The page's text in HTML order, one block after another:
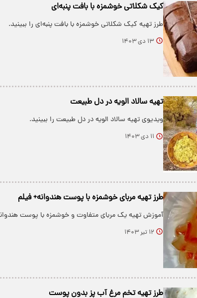
کیک شکلاتی خوشمزه با بافت پنبه‌ای
طرز تهیه کیک شکلاتی خوشمزه با بافت پنبه‌ای را ببینید.
۱۳ دی ۱۴۰۳
تهیه سالاد الویه در دل طبیعت
ویدیوی تهیه سالاد الویه در دل طبیعت را ببینید.
۱۱ دی ۱۴۰۳
طرز تهیه مربای خوشمزه با پوست هندوانه+ فیلم
آموزش تهیه یک مربای متفاوت و خوشمزه با پوست
۱۲ تیر ۱۴۰۳
طرز تهیه تخم مرغ آب پز بدون پوست